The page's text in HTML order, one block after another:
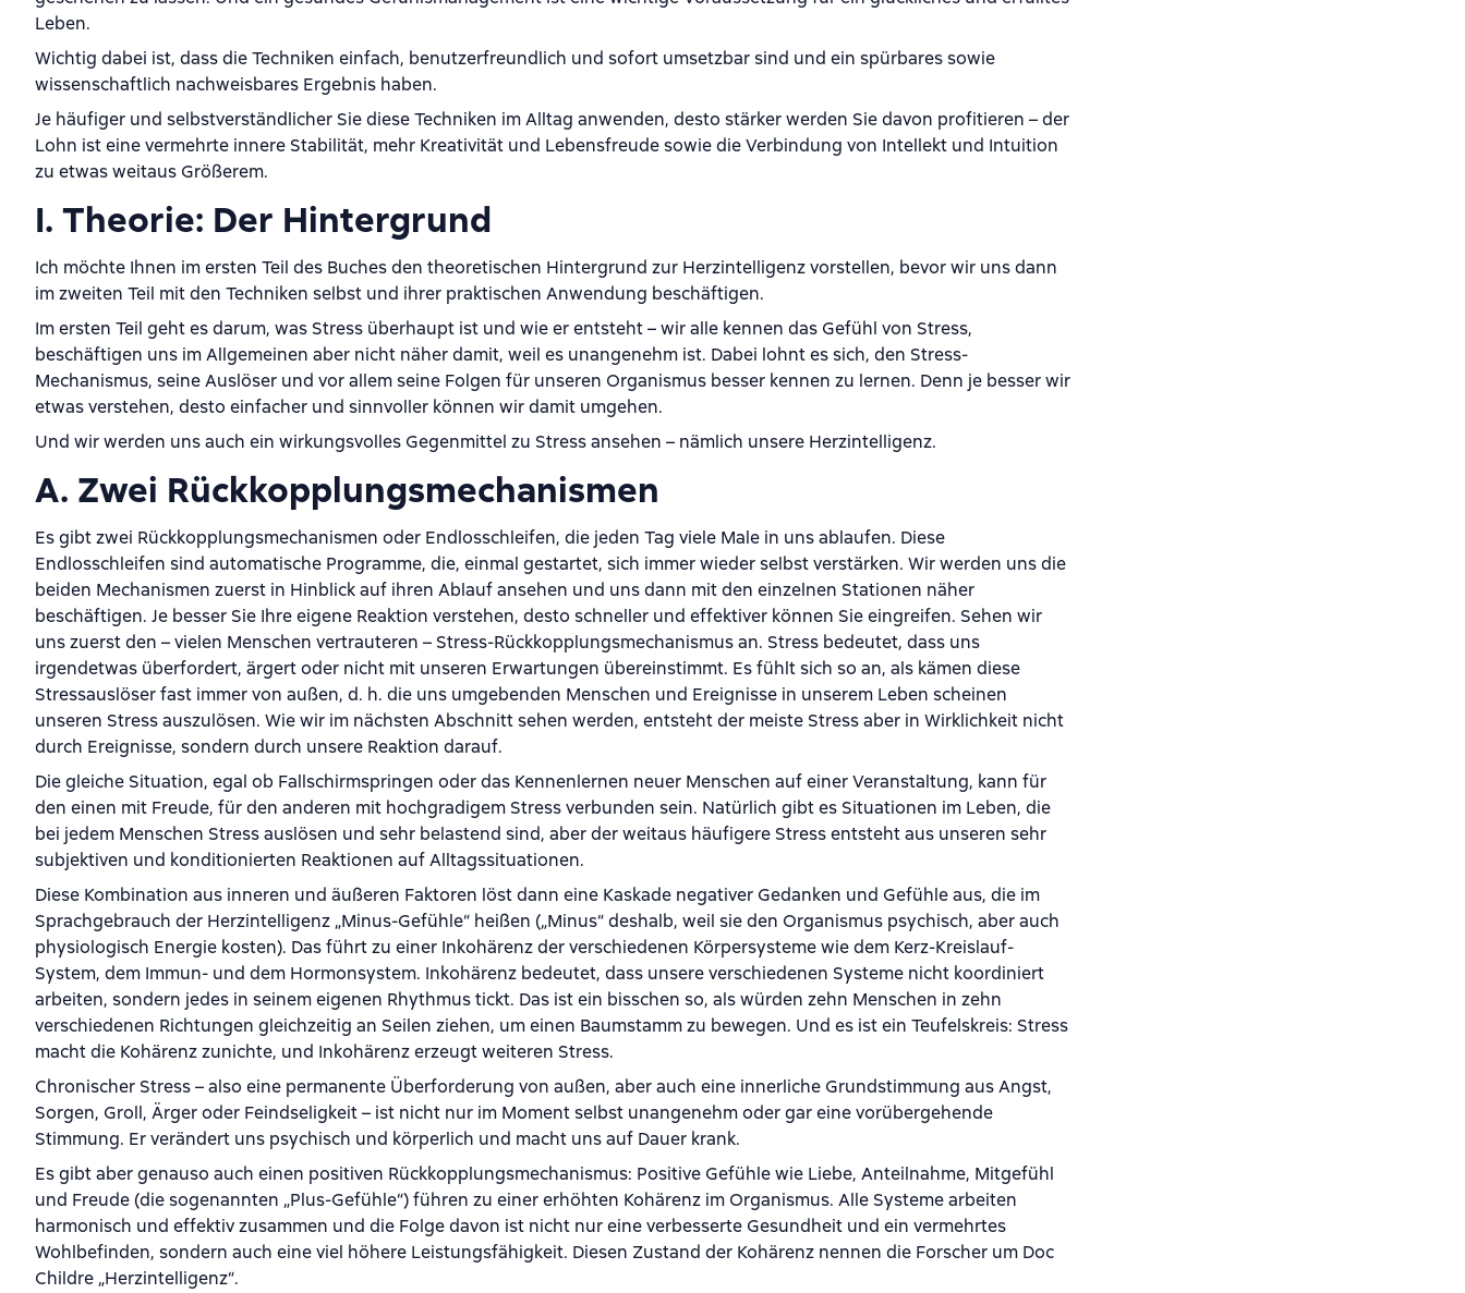
Leben.
Wichtig dabei ist, dass die Techniken einfach, benutzerfreundlich und sofort umsetzbar sind und ein spürbares sowie
wissenschaftlich nachweisbares Ergebnis haben.
Je häufiger und selbstverständlicher Sie diese Techniken im Alltag anwenden, desto stärker werden Sie davon profitieren – der
Lohn ist eine vermehrte innere Stabilität, mehr Kreativität und Lebensfreude sowie die Verbindung von Intellekt und Intuition
zu etwas weitaus Größerem.
I. Theorie: Der Hintergrund
Ich möchte Ihnen im ersten Teil des Buches den theoretischen Hintergrund zur Herzintelligenz vorstellen, bevor wir uns dann
im zweiten Teil mit den Techniken selbst und ihrer praktischen Anwendung beschäftigen.
Im ersten Teil geht es darum, was Stress überhaupt ist und wie er entsteht – wir alle kennen das Gefühl von Stress,
beschäftigen uns im Allgemeinen aber nicht näher damit, weil es unangenehm ist. Dabei lohnt es sich, den Stress-
Mechanismus, seine Auslöser und vor allem seine Folgen für unseren Organismus besser kennen zu lernen. Denn je besser wir
etwas verstehen, desto einfacher und sinnvoller können wir damit umgehen.
Und wir werden uns auch ein wirkungsvolles Gegenmittel zu Stress ansehen – nämlich unsere Herzintelligenz.
A. Zwei Rückkopplungsmechanismen
Es gibt zwei Rückkopplungsmechanismen oder Endlosschleifen, die jeden Tag viele Male in uns ablaufen. Diese
Endlosschleifen sind automatische Programme, die, einmal gestartet, sich immer wieder selbst verstärken. Wir werden uns die
beiden Mechanismen zuerst in Hinblick auf ihren Ablauf ansehen und uns dann mit den einzelnen Stationen näher
beschäftigen. Je besser Sie Ihre eigene Reaktion verstehen, desto schneller und effektiver können Sie eingreifen. Sehen wir
uns zuerst den – vielen Menschen vertrauteren – Stress-Rückkopplungsmechanismus an. Stress bedeutet, dass uns
irgendetwas überfordert, ärgert oder nicht mit unseren Erwartungen übereinstimmt. Es fühlt sich so an, als kämen diese
Stressauslöser fast immer von außen, d. h. die uns umgebenden Menschen und Ereignisse in unserem Leben scheinen
unseren Stress auszulösen. Wie wir im nächsten Abschnitt sehen werden, entsteht der meiste Stress aber in Wirklichkeit nicht
durch Ereignisse, sondern durch unsere Reaktion darauf.
Die gleiche Situation, egal ob Fallschirmspringen oder das Kennenlernen neuer Menschen auf einer Veranstaltung, kann für
den einen mit Freude, für den anderen mit hochgradigem Stress verbunden sein. Natürlich gibt es Situationen im Leben, die
bei jedem Menschen Stress auslösen und sehr belastend sind, aber der weitaus häufigere Stress entsteht aus unseren sehr
subjektiven und konditionierten Reaktionen auf Alltagssituationen.
Diese Kombination aus inneren und äußeren Faktoren löst dann eine Kaskade negativer Gedanken und Gefühle aus, die im
Sprachgebrauch der Herzintelligenz „Minus-Gefühle“ heißen („Minus“ deshalb, weil sie den Organismus psychisch, aber auch
physiologisch Energie kosten). Das führt zu einer Inkohärenz der verschiedenen Körpersysteme wie dem Kerz-Kreislauf-
System, dem Immun- und dem Hormonsystem. Inkohärenz bedeutet, dass unsere verschiedenen Systeme nicht koordiniert
arbeiten, sondern jedes in seinem eigenen Rhythmus tickt. Das ist ein bisschen so, als würden zehn Menschen in zehn
verschiedenen Richtungen gleichzeitig an Seilen ziehen, um einen Baumstamm zu bewegen. Und es ist ein Teufelskreis: Stress
macht die Kohärenz zunichte, und Inkohärenz erzeugt weiteren Stress.
Chronischer Stress – also eine permanente Überforderung von außen, aber auch eine innerliche Grundstimmung aus Angst,
Sorgen, Groll, Ärger oder Feindseligkeit – ist nicht nur im Moment selbst unangenehm oder gar eine vorübergehende
Stimmung. Er verändert uns psychisch und körperlich und macht uns auf Dauer krank.
Es gibt aber genauso auch einen positiven Rückkopplungsmechanismus: Positive Gefühle wie Liebe, Anteilnahme, Mitgefühl
und Freude (die sogenannten „Plus-Gefühle“) führen zu einer erhöhten Kohärenz im Organismus. Alle Systeme arbeiten
harmonisch und effektiv zusammen und die Folge davon ist nicht nur eine verbesserte Gesundheit und ein vermehrtes
Wohlbefinden, sondern auch eine viel höhere Leistungsfähigkeit. Diesen Zustand der Kohärenz nennen die Forscher um Doc
Childre „Herzintelligenz“.